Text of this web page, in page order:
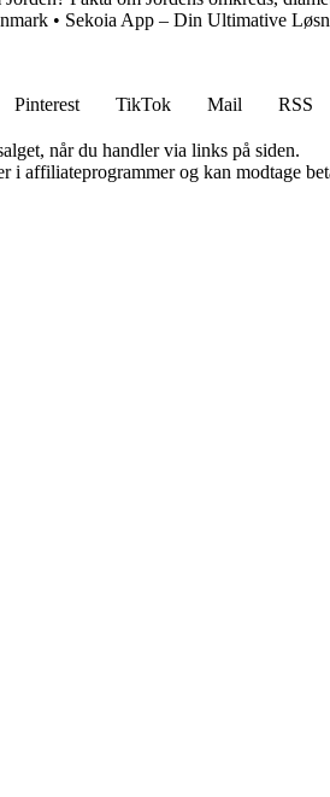
• Sekoia App – Din Ultimative
Pinterest TikTok Mail
RSS
når du handler via links på siden.
i affiliateprogrammer og kan modtage